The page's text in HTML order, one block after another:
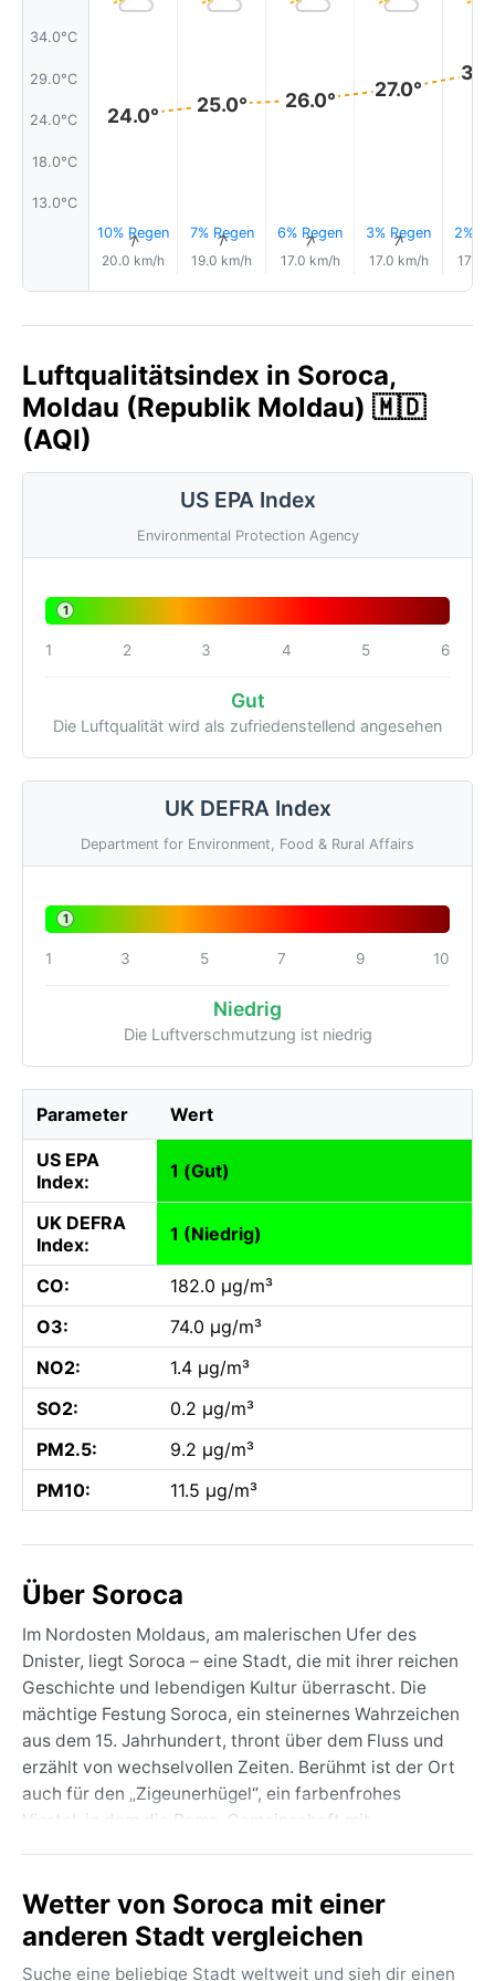
34.0°C
29.0°C
24.0°C
18.0°C
13.0°C
24.0°
10% Regen
↑
20.0 km/h
25.0°
7% Regen
↑
19.0 km/h
26.0°
6% Regen
↑
17.0 km/h
27.0°
3% Regen
↑
17.0 km/h
2%
17.0
Luftqualitätsindex in Soroca,
Moldau (Republik Moldau) 🇲🇩
(AQI)
US EPA Index
Environmental Protection Agency
1
1 2 3 4 5 6
Gut
Die Luftqualität wird als zufriedenstellend angesehen
UK DEFRA Index
Department for Environment, Food & Rural Affairs
1
1 3 5 7 9 10
Niedrig
Die Luftverschmutzung ist niedrig
Parameter Wert
US EPA
Index:
1 (Gut)
UK DEFRA
Index:
1 (Niedrig)
CO:
182.0 µg/m³
O3:
74.0 µg/m³
NO2:
1.4 µg/m³
SO2:
0.2 µg/m³
PM2.5:
9.2 µg/m³
PM10:
11.5 µg/m³
Über Soroca
Im Nordosten Moldaus, am malerischen Ufer des
Dnister, liegt Soroca – eine Stadt, die mit ihrer reichen
Geschichte und lebendigen Kultur überrascht. Die
mächtige Festung Soroca, ein steinernes Wahrzeichen
aus dem 15. Jahrhundert, thront über dem Fluss und
erzählt von wechselvollen Zeiten. Berühmt ist der Ort
auch für den „Zigeunerhügel“, ein farbenfrohes
Viertel, in dem die Roma-Gemeinschaft mit
Ackerflächen, verbindet Soroca eine ländliche Ruhe
mit dem geschäftigen Treiben eines regionalen
Zentrums – eine unerwartet faszinierende Mischung.
Wetter von Soroca mit einer
anderen Stadt vergleichen
Suche eine beliebige Stadt weltweit und sieh dir einen